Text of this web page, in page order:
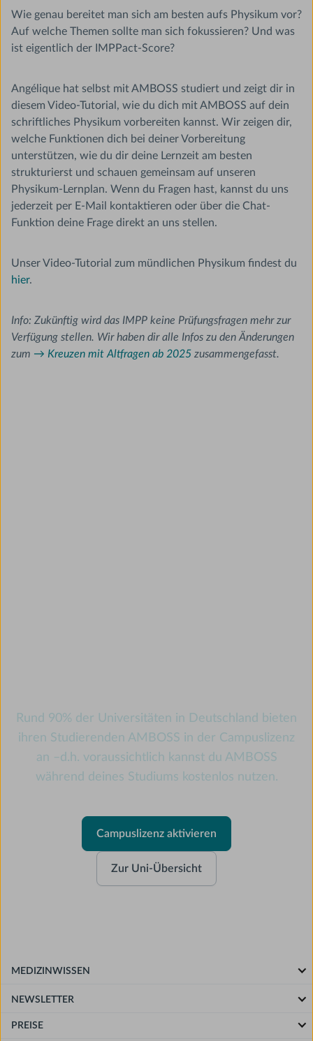
Wie genau bereitet man sich am besten aufs Physikum vor?
Auf welche Themen sollte man sich fokussieren? Und was
ist eigentlich der IMPPact-Score?
Angélique hat selbst mit AMBOSS studiert und zeigt dir in
diesem Video-Tutorial, wie du dich mit AMBOSS auf dein
schriftliches Physikum vorbereiten kannst. Wir zeigen dir,
welche Funktionen dich bei deiner Vorbereitung
unterstützen, wie du dir deine Lernzeit am besten
strukturierst und schauen gemeinsam auf unseren
Physikum-Lernplan. Wenn du Fragen hast, kannst du uns
jederzeit per E-Mail kontaktieren oder über die Chat-
Funktion deine Frage direkt an uns stellen.
Unser Video-Tutorial zum mündlichen Physikum findest du
hier.
Info: Zukünftig wird das IMPP keine Prüfungsfragen mehr zur
Verfügung stellen. Wir haben dir alle Infos zu den Änderungen
zum → Kreuzen mit Altfragen ab 2025 zusammengefasst.
Rund 90% der Universitäten in Deutschland bieten
ihren Studierenden AMBOSS in der Campuslizenz
an –d.h. voraussichtlich kannst du AMBOSS
während deines Studiums kostenlos nutzen.
Zur Uni-Übersicht
Campuslizenz aktivieren
MEDIZINWISSEN
NEWSLETTER
PREISE